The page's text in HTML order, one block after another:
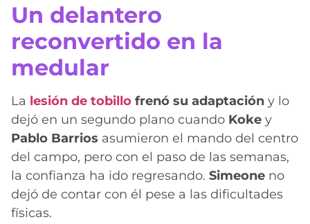
Un delantero
reconvertido en la
medular
La lesión de tobillo frenó su adaptación y lo
dejó en un segundo plano cuando Koke y
Pablo Barrios asumieron el mando del centro
del campo, pero con el paso de las semanas,
la confianza ha ido regresando. Simeone no
dejó de contar con él pese a las dificultades
físicas.